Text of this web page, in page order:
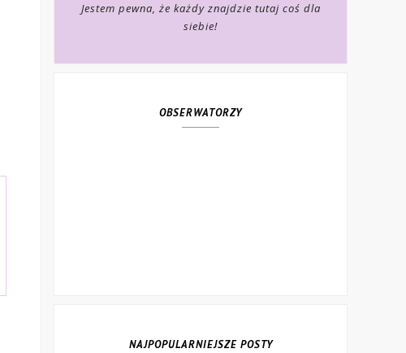
Jestem pewna, że każdy znajdzie tutaj coś dla
siebie!
OBSERWATORZY
NAJPOPULARNIEJSZE POSTY